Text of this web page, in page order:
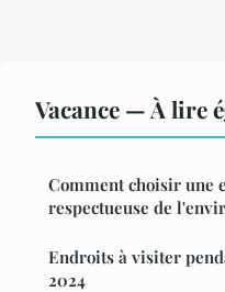
Vacance — À lire
Comment choisir une
respectueuse de
Endroits à visiter
2024